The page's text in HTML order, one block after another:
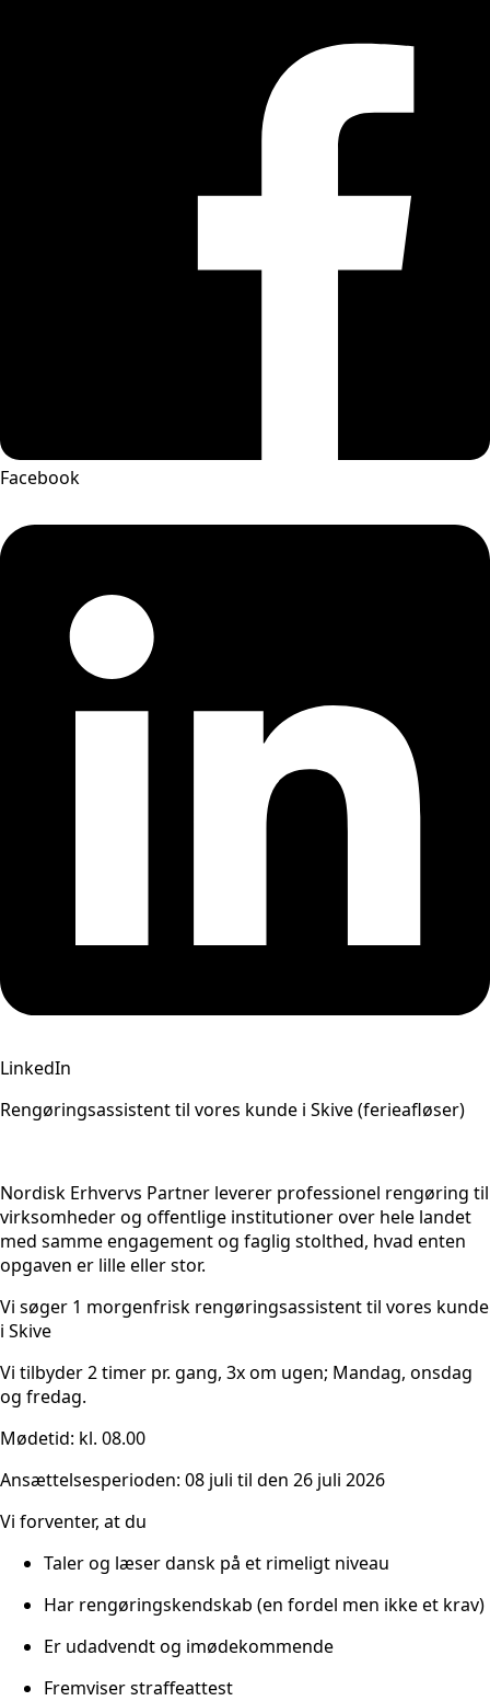
Facebook
LinkedIn
Rengøringsassistent til vores kunde i Skive (ferieafløser)
Nordisk Erhvervs Partner leverer professionel rengøring til
virksomheder og offentlige institutioner over hele landet
med samme engagement og faglig stolthed, hvad enten
opgaven er lille eller stor.
Vi søger 1 morgenfrisk rengøringsassistent til vores kunde
i Skive
Vi tilbyder 2 timer pr. gang, 3x om ugen; Mandag, onsdag
og fredag.
Mødetid: kl. 08.00
Ansættelsesperioden: 08 juli til den 26 juli 2026
Vi forventer, at du
Taler og læser dansk på et rimeligt niveau
Har rengøringskendskab (en fordel men ikke et krav)
Er udadvendt og imødekommende
Fremviser straffeattest